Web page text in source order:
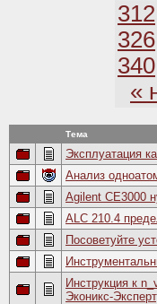
312
326
340
«
Тема
Эксплуатация
Анализ
Agilent CE3000
ALC 210.4
Посоветуйте
Инструкция к
Эконикс-